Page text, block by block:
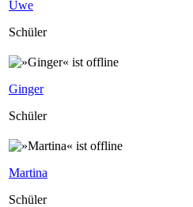
Uwe
Schüler
Ginger
Schüler
Martina
Schüler